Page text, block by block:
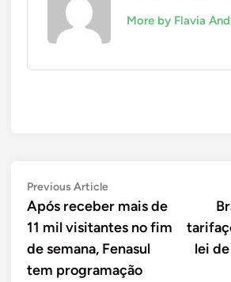
More by Flavia
Navegação
de
Post
Previous ArticlePrevious
article:
Após receber mais de
11 mil visitantes no fim
de semana, Fenasul
tem programação
lei